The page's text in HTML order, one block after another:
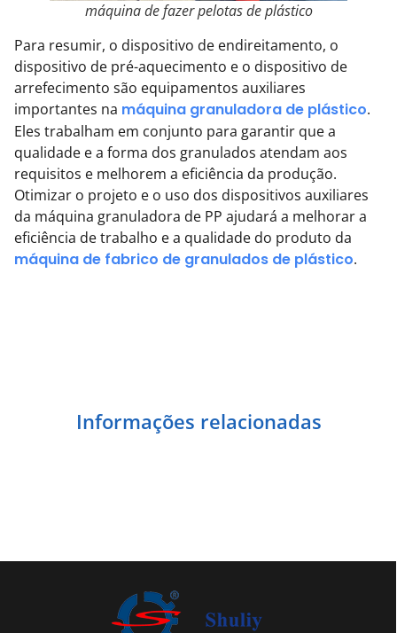
máquina de fazer pelotas de plástico
Para resumir, o dispositivo de endireitamento, o
dispositivo de pré-aquecimento e o dispositivo de
arrefecimento são equipamentos auxiliares
importantes na máquina granuladora de plástico.
Eles trabalham em conjunto para garantir que a
qualidade e a forma dos granulados atendam aos
requisitos e melhorem a eficiência da produção.
Otimizar o projeto e o uso dos dispositivos auxiliares
da máquina granuladora de PP ajudará a melhorar a
eficiência de trabalho e a qualidade do produto da
máquina de fabrico de granulados de plástico.
Informações relacionadas